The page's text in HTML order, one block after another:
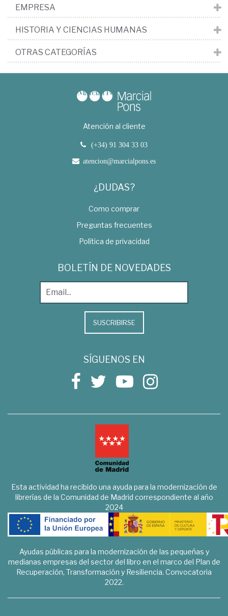
EMPRESA
HISTORIA Y CIENCIAS HUMANAS
OTRAS CATEGORÍAS
Atención al cliente
(+34) 91 304 33 03
atencion@marcialpons.es
¿DUDAS?
Como comprar
Preguntas frecuentes
Política de privacidad
BOLETÍN DE NOVEDADES
SUSCRIBIRSE
SÍGUENOS EN
Esta actividad ha recibido una ayuda para la modernización de
librerías de la Comunidad de Madrid correspondiente al año
2024
Ayudas públicas para la modernización de las pequeñas y
medianas empresas del sector del libro en el marco del Plan de
Recuperación, Transformación y Resiliencia. Convocatoria
2022.